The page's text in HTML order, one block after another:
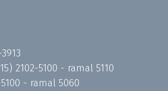
2102-5100 - ramal 5110
5100 - ramal 5060